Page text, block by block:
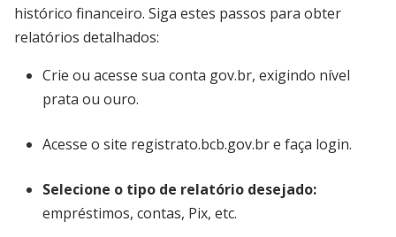
histórico financeiro. Siga estes passos para obter
relatórios detalhados:
Crie ou acesse sua conta gov.br, exigindo nível
prata ou ouro.
Acesse o site registrato.bcb.gov.br e faça login.
Selecione o tipo de relatório desejado:
empréstimos, contas, Pix, etc.